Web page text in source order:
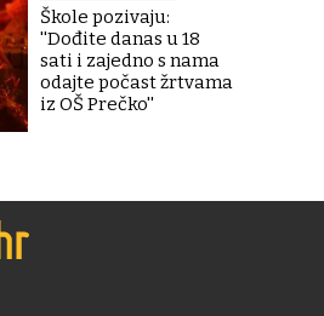
Škole pozivaju:
''Dođite danas u 18
sati i zajedno s nama
odajte počast žrtvama
iz OŠ Prečko''